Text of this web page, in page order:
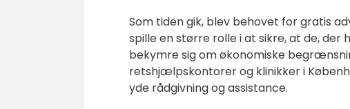
Som tiden gik, blev behovet for gratis
spille en større rolle i at sikre, at de,
bekymre sig om økonomiske
retshjælpskontorer og klinikker i
yde rådgivning og assistance.